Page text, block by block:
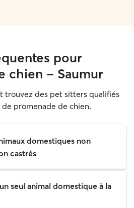
pour
chien - Saumur
trouvez des pet sitters qualifiés
promenade de chien.
domestiques non
castrés
seul animal domestique à la